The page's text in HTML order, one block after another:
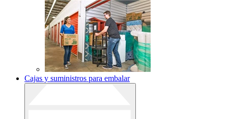
Cajas y suministros para embalar